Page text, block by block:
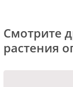
Смотрите
растения